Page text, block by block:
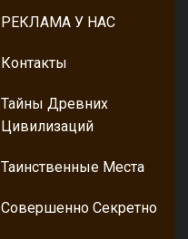
РЕКЛАМА У НАС
Контакты
Тайны Древних
Цивилизаций
Таинственные Места
Совершенно Секретно